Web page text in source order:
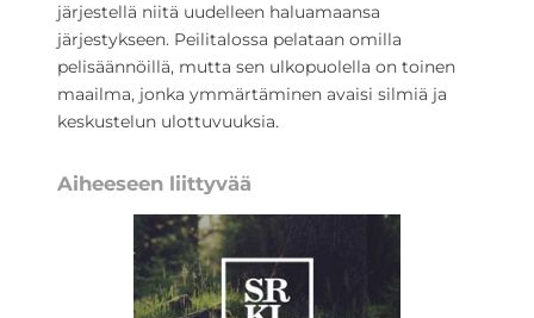
järjestellä niitä uudelleen haluamaansa
järjestykseen. Peilitalossa pelataan omilla
pelisäännöillä, mutta sen ulkopuolella on toinen
maailma, jonka ymmärtäminen avaisi silmiä ja
keskustelun ulottuvuuksia.
Aiheeseen liittyvää